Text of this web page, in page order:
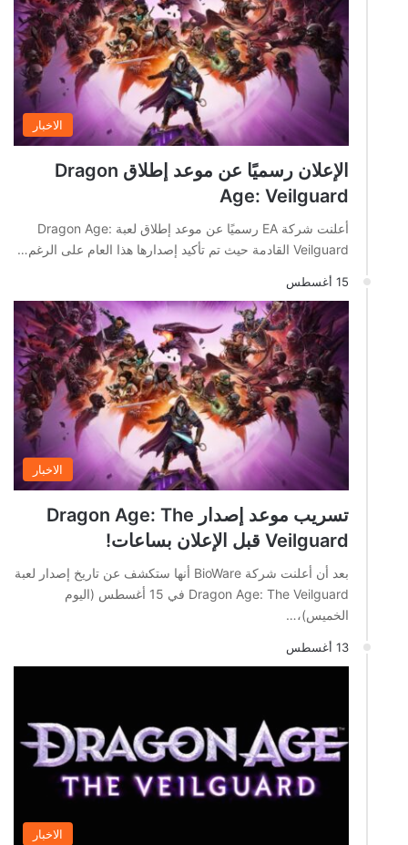
الاخبار
الإعلان رسميًا عن موعد إطلاق Dragon
Age: Veilguard
أعلنت شركة EA رسميًا عن موعد إطلاق لعبة Dragon Age:
Veilguard القادمة حيث تم تأكيد إصدارها هذا العام على الرغم…
15 أغسطس
الاخبار
تسريب موعد إصدار Dragon Age: The
Veilguard قبل الإعلان بساعات!
بعد أن أعلنت شركة BioWare أنها ستكشف عن تاريخ إصدار لعبة
Dragon Age: The Veilguard في 15 أغسطس (اليوم
الخميس)،…
13 أغسطس
الاخبار